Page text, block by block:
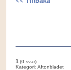
1 (0 svar)
Kategori: Aftonbladet